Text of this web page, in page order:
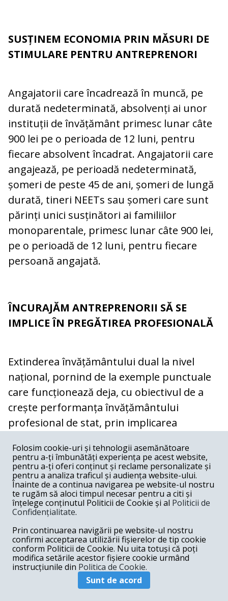
SUSȚINEM ECONOMIA PRIN MĂSURI DE
STIMULARE PENTRU ANTREPRENORI
Angajatorii care încadrează în muncă, pe
durată nedeterminată, absolvenți ai unor
instituții de învățământ primesc lunar câte
900 lei pe o perioada de 12 luni, pentru
fiecare absolvent încadrat. Angajatorii care
angajează, pe perioadă nedeterminată,
șomeri de peste 45 de ani, șomeri de lungă
durată, tineri NEETs sau șomeri care sunt
părinți unici susținători ai familiilor
monoparentale, primesc lunar câte 900 lei,
pe o perioadă de 12 luni, pentru fiecare
persoană angajată.
ÎNCURAJĂM ANTREPRENORII SĂ SE
IMPLICE ÎN PREGĂTIREA PROFESIONALĂ
Extinderea învățământului dual la nivel
național, pornind de la exemple punctuale
care funcționează deja, cu obiectivul de a
crește performanța învățământului
profesional de stat, prin implicarea
un cuvânt important de spus în
managementul unităților de învățământ
profesional dual.
în susținerea programelor de calificare
profesională. Firmelor care investesc în
calificarea angajaților le vor fi acordate
Folosim cookie-uri și tehnologii asemănătoare
pentru a-ți îmbunătăți experiența pe acest website,
pentru a-ți oferi conținut și reclame personalizate și
pentru a analiza traficul și audiența website-ului.
Înainte de a continua navigarea pe website-ul nostru
te rugăm să aloci timpul necesar pentru a citi și
înțelege conținutul Politicii de Cookie și al Politicii de
Confidențialitate.
Prin continuarea navigării pe website-ul nostru
confirmi acceptarea utilizării fișierelor de tip cookie
conform Politicii de Cookie. Nu uita totuși că poți
modifica setările acestor fișiere cookie urmând
instrucțiunile din Politica de Cookie.
Sunt de acord